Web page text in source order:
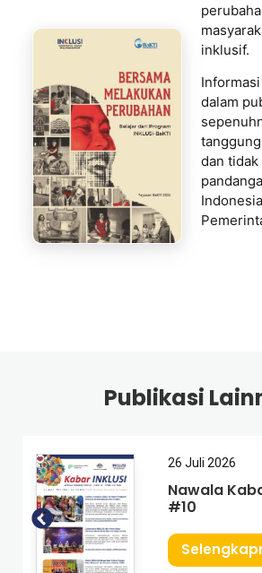
inklusif.
dalam
dan
Publikasi
26 Juli 2026
Nawala
#10